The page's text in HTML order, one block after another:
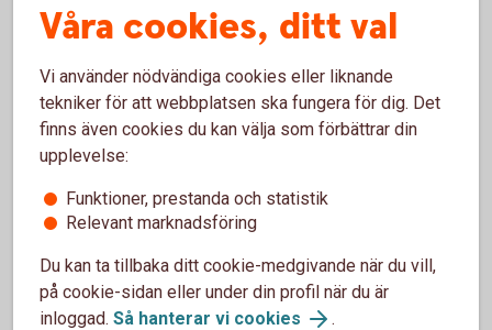
använda appen med iOS 15, du måste minst ha
uppgraderat till iOS 16.6. Vissa äldre mobila enheter
saknar stöd för iOS 16 och du behöver då skaffa en
ny iPhone eller iPad för att kunna använda vår app.
Kontakta Apple om du undrar vilken version av iOS
din enhet stödjer.
Identifiera iPhone-modell (apple.com)
Identifiera iPad-modell (apple.com)
Våra cookies, ditt val
Vi använder nödvändiga cookies eller liknande
tekniker för att webbplatsen ska fungera för dig. Det
finns även cookies du kan välja som förbättrar din
upplevelse:
Funktioner, prestanda och statistik
Relevant marknadsföring
Du kan ta tillbaka ditt cookie-medgivande när du vill,
på cookie-sidan eller under din profil när du är
inloggad. Så hanterar vi cookies .